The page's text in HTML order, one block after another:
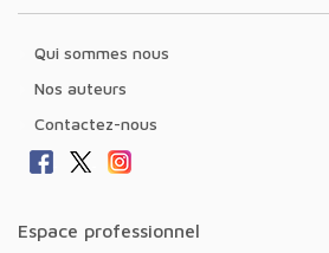
Qui sommes nous
Nos auteurs
Contactez-nous
Espace professionnel